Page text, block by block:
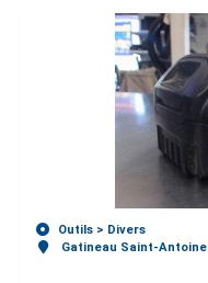
Outils > Divers
Gatineau Saint-Antoine